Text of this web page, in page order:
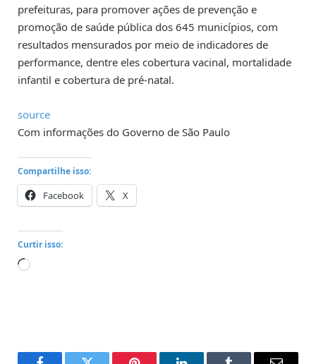
prefeituras, para promover ações de prevenção e
promoção de saúde pública dos 645 municípios, com
resultados mensurados por meio de indicadores de
performance, dentre eles cobertura vacinal, mortalidade
infantil e cobertura de pré-natal.
source
Com informações do Governo de São Paulo
Compartilhe isso:
Facebook X
Curtir isso:
Carregando...